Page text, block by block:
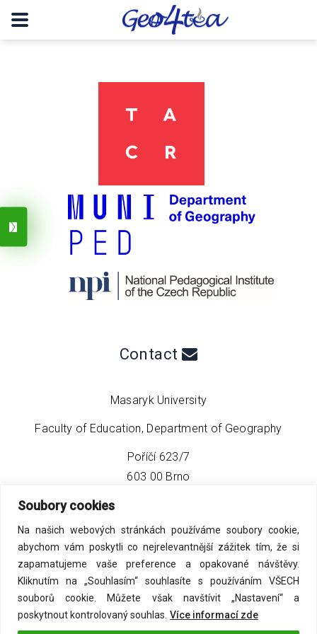
Soubory cookies
Na našich webových stránkách používáme soubory cookie,
abychom vám poskytli co nejrelevantnější zážitek tím, že si
zapamatujeme vaše preference a opakované návštěvy.
Kliknutím na „Souhlasím“ souhlasíte s používáním VŠECH
souborů cookie. Můžete však navštívit „Nastavení“ a
poskytnout kontrolovaný souhlas. Více informací zde
Contact
Masaryk University
Faculty of Education, Department of Geography
Poříčí 623/7
603 00 Brno
phone:
email:info@geo4tea.com